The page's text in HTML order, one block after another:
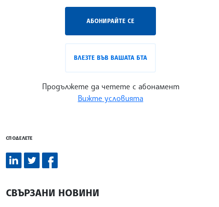
АБОНИРАЙТЕ СЕ
ВЛЕЗТЕ ВЪВ ВАШАТА БТА
Продължете да четете с абонамент
Вижте условията
СПОДЕЛЕТЕ
СВЪРЗАНИ НОВИНИ